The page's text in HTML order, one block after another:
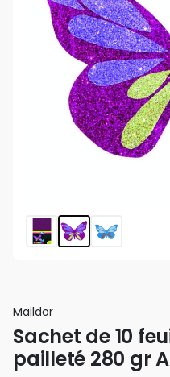
Maildor
Sachet de 10
pailleté 280 gr